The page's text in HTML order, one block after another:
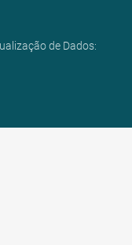
de Dados: